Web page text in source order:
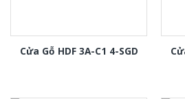
Cửa Gỗ HDF 3A-C1 4-SGD